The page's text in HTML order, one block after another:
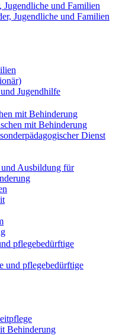
und Familien
Jugendliche und Familien
Jugendhilfe
mit Behinderung
mit Behinderung
Dienst
Ausbildung für
pflegebedürftige
und pflegebedürftige
Behinderung